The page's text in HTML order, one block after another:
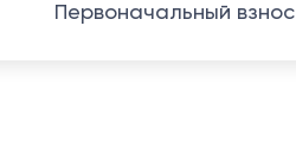
Первоначальный взнос